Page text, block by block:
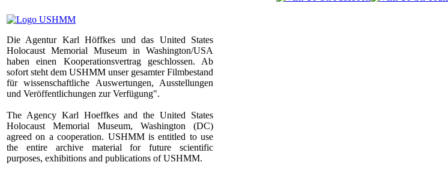
Die Agentur Karl Höffkes und das United States
Holocaust Memorial Museum in Washington/USA
haben einen Kooperationsvertrag geschlossen. Ab
sofort steht dem USHMM unser gesamter Filmbestand
für wissenschaftliche Auswertungen, Ausstellungen
und Veröffentlichungen zur Verfügung".
The Agency Karl Hoeffkes and the United States
Holocaust Memorial Museum, Washington (DC)
agreed on a cooperation. USHMM is entitled to use
the entire archive material for future scientific
purposes, exhibitions and publications of USHMM.